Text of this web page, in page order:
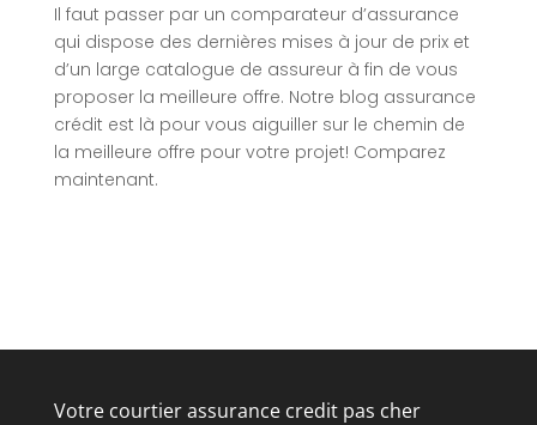
Il faut passer par un comparateur d’assurance
qui dispose des dernières mises à jour de prix et
d’un large catalogue de assureur à fin de vous
proposer la meilleure offre. Notre blog assurance
crédit est là pour vous aiguiller sur le chemin de
la meilleure offre pour votre projet! Comparez
maintenant.
Votre courtier assurance credit pas cher